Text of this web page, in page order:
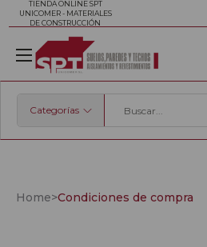
TIENDA ONLINE SPT
UNICOMER - MATERIALES
DE CONSTRUCCIÓN
Buscar
Categorías
Home>Condiciones de compra